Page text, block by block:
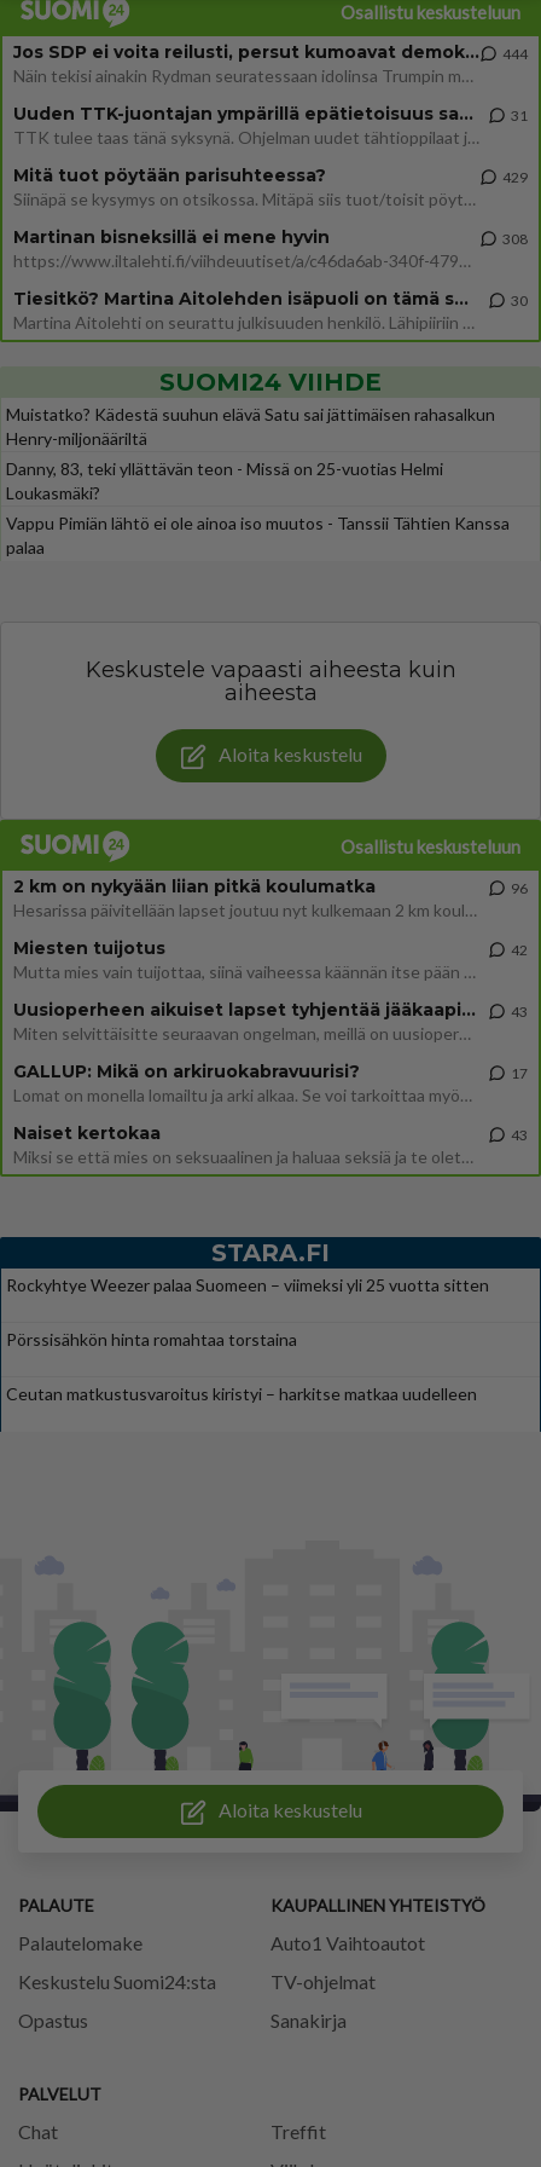
Osallistu keskusteluun
Jos SDP ei voita reilusti, persut kumoavat demokratian Suomesta
Näin tekisi ainakin Rydman seuratessaan idolinsa Trumpin mallia https://www.is.fi/politiikka/art-2000012187244.html
444
Uuden TTK-juontajan ympärillä epätietoisuus sakenee - Nyt MTV hämmentää soppaa
TTK tulee taas tänä syksynä. Ohjelman uudet tähtioppilaat julkistetaan torstaina 6. elokuuta klo 14 alkavassa lehdistö
31
Mitä tuot pöytään parisuhteessa?
Siinäpä se kysymys on otsikossa. Mitäpä siis tuot/toisit pöytään parisuhteessa? Oletko mies vai nainen? Koetko sen mitä
429
Martinan bisneksillä ei mene hyvin
https://www.iltalehti.fi/viihdeuutiset/a/c46da6ab-340f-4790-aaa7-0865eed2336 Yrityksen konkurssihakemus on tullut kärä
308
Tiesitkö? Martina Aitolehden isäpuoli on tämä suosittu laulaja
Martina Aitolehti on seurattu julkisuuden henkilö. Lähipiiriin mahtuu muitakin tunnettuja henkilöitä. Tiesitkö, että Ma
30
SUOMI24 VIIHDE
Muistatko? Kädestä suuhun elävä Satu sai jättimäisen rahasalkun
Henry-miljonääriltä
Danny, 83, teki yllättävän teon - Missä on 25-vuotias Helmi
Loukasmäki?
Vappu Pimiän lähtö ei ole ainoa iso muutos - Tanssii Tähtien Kanssa
palaa
Keskustele vapaasti aiheesta kuin
aiheesta
Aloita keskustelu
Osallistu keskusteluun
2 km on nykyään liian pitkä koulumatka
Hesarissa päivitellään lapset joutuu nyt kulkemaan 2 km kouluun jösses. Ruostefillarilla tuo matka menee vaikka miten äk
96
Miesten tuijotus
Mutta mies vain tuijottaa, siinä vaiheessa käännän itse pään pois. Mikä juttu? Yleensä jos joku tuijottaa tai katsoo, hä
42
Uusioperheen aikuiset lapset tyhjentää jääkaapin käydessään
Miten selvittäisitte seuraavan ongelman, meillä on uusioperhe, minulla teini-ikäiset lapset ja puolisolla aikuiset, jotk
43
GALLUP: Mikä on arkiruokabravuurisi?
Lomat on monella lomailtu ja arki alkaa. Se voi tarkoittaa myös sitä, että grillailut on grillattu ja palataan arjen ruo
17
Naiset kertokaa
Miksi se että mies on seksuaalinen ja haluaa seksiä ja te olette hänen mielestänne haluttava on vastenmielistä? Mikä sii
43
STARA.FI
Rockyhtye Weezer palaa Suomeen – viimeksi yli 25 vuotta sitten
Pörssisähkön hinta romahtaa torstaina
Ceutan matkustusvaroitus kiristyi – harkitse matkaa uudelleen
Aloita keskustelu
PALAUTE
Palautelomake
Keskustelu Suomi24:sta
Opastus
PALVELUT
Chat
Treffit
KAUPALLINEN YHTEISTYÖ
Auto1 Vaihtoautot
TV-ohjelmat
Sanakirja